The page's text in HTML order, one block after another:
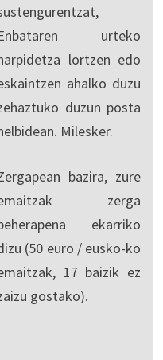
urteko
lortzen edo
ahalko duzu
duzun posta
Milesker.
bazira, zure
zerga
ekarriko
(50 euro / eusko-ko
17 baizik ez
gostako).